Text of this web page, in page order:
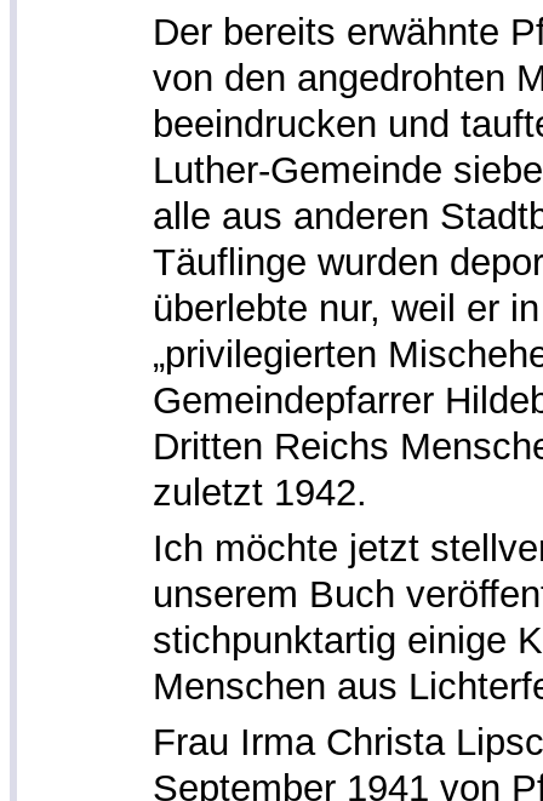
Der bereits erwähnte
von den angedrohten
beeindrucken und
Luther-Gemeinde
alle aus anderen
Täuflinge wurden
überlebte nur, weil er
„privilegierten
Gemeindepfarrer
Dritten Reichs
zuletzt 1942.
Ich möchte jetzt
unserem Buch
stichpunktartig einige
Menschen aus
Frau Irma Christa
September 1941 von